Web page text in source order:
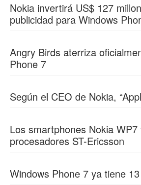
Nokia invertirá US$ 127
publicidad para Windows
Angry Birds aterriza
Phone 7
Según el CEO de Nokia,
Los smartphones Nokia WP7
procesadores ST-Ericsson
Windows Phone 7 ya tiene